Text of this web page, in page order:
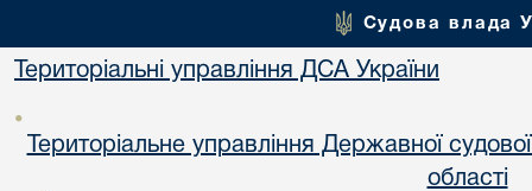
Судова влада
Територіальні управління ДСА України
•
Територіальне управління Державної
областi